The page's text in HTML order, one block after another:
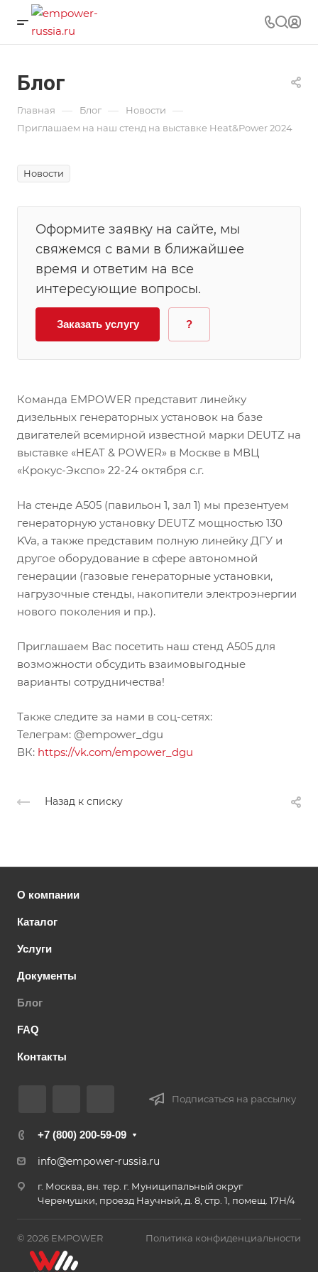
Блог
Главная — Блог — Новости —
Приглашаем на наш стенд на выставке Heat&Power 2024
Новости
Оформите заявку на сайте, мы
свяжемся с вами в ближайшее
время и ответим на все
интересующие вопросы.
Заказать услугу ?
Команда EMPOWER представит линейку
дизельных генераторных установок на базе
двигателей всемирной известной марки DEUTZ на
выставке «HEAT & POWER» в Москве в МВЦ
«Крокус-Экспо» 22-24 октября с.г.
На стенде А505 (павильон 1, зал 1) мы презентуем
генераторную установку DEUTZ мощностью 130
KVa, а также представим полную линейку ДГУ и
другое оборудование в сфере автономной
генерации (газовые генераторные установки,
нагрузочные стенды, накопители электроэнергии
нового поколения и пр.).
Приглашаем Вас посетить наш стенд А505 для
возможности обсудить взаимовыгодные
варианты сотрудничества!
Также следите за нами в соц-сетях:
Телеграм: @empower_dgu
ВК: https://vk.com/empower_dgu
Назад к списку
О компании
Каталог
Услуги
Документы
Блог
FAQ
Контакты
Подписаться на рассылку
+7 (800) 200-59-09
info@empower-russia.ru
г. Москва, вн. тер. г. Муниципальный округ
Черемушки, проезд Научный, д. 8, стр. 1, помещ. 17Н/4
© 2026 EMPOWER Политика конфиденциальности